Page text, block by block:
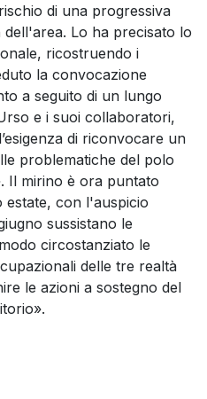
di una progressiva
Lo ha precisato lo
ricostruendo i
la convocazione
a seguito di un lungo
e i suoi collaboratori,
di riconvocare un
problematiche del polo
Il mirino è ora puntato
estate, con l'auspicio
sussistano le
circostanziato le
delle tre realtà
le azioni a sostegno del